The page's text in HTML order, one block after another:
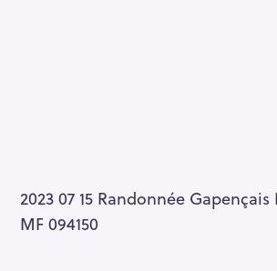
2023 07 15 Randonnée
MF 094150